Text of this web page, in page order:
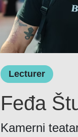
Lecturer
Feđa
Kamerni